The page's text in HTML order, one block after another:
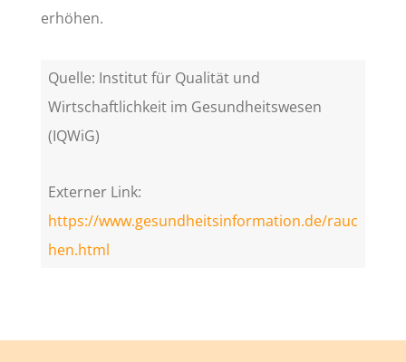
erhöhen.
Quelle: Institut für Qualität und
Wirtschaftlichkeit im Gesundheitswesen
(IQWiG)
Externer Link:
https://www.gesundheitsinformation.de/rauc
hen.html